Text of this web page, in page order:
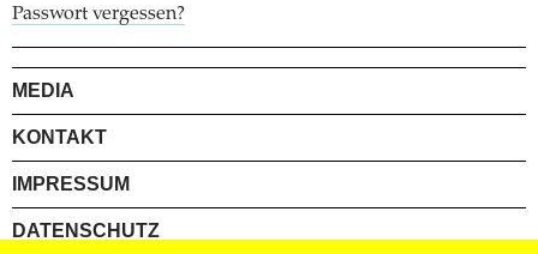
Passwort vergessen?
MEDIA
KONTAKT
IMPRESSUM
DATENSCHUTZ